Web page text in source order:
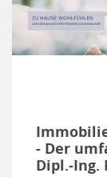
- Der
Dipl.-Ing.